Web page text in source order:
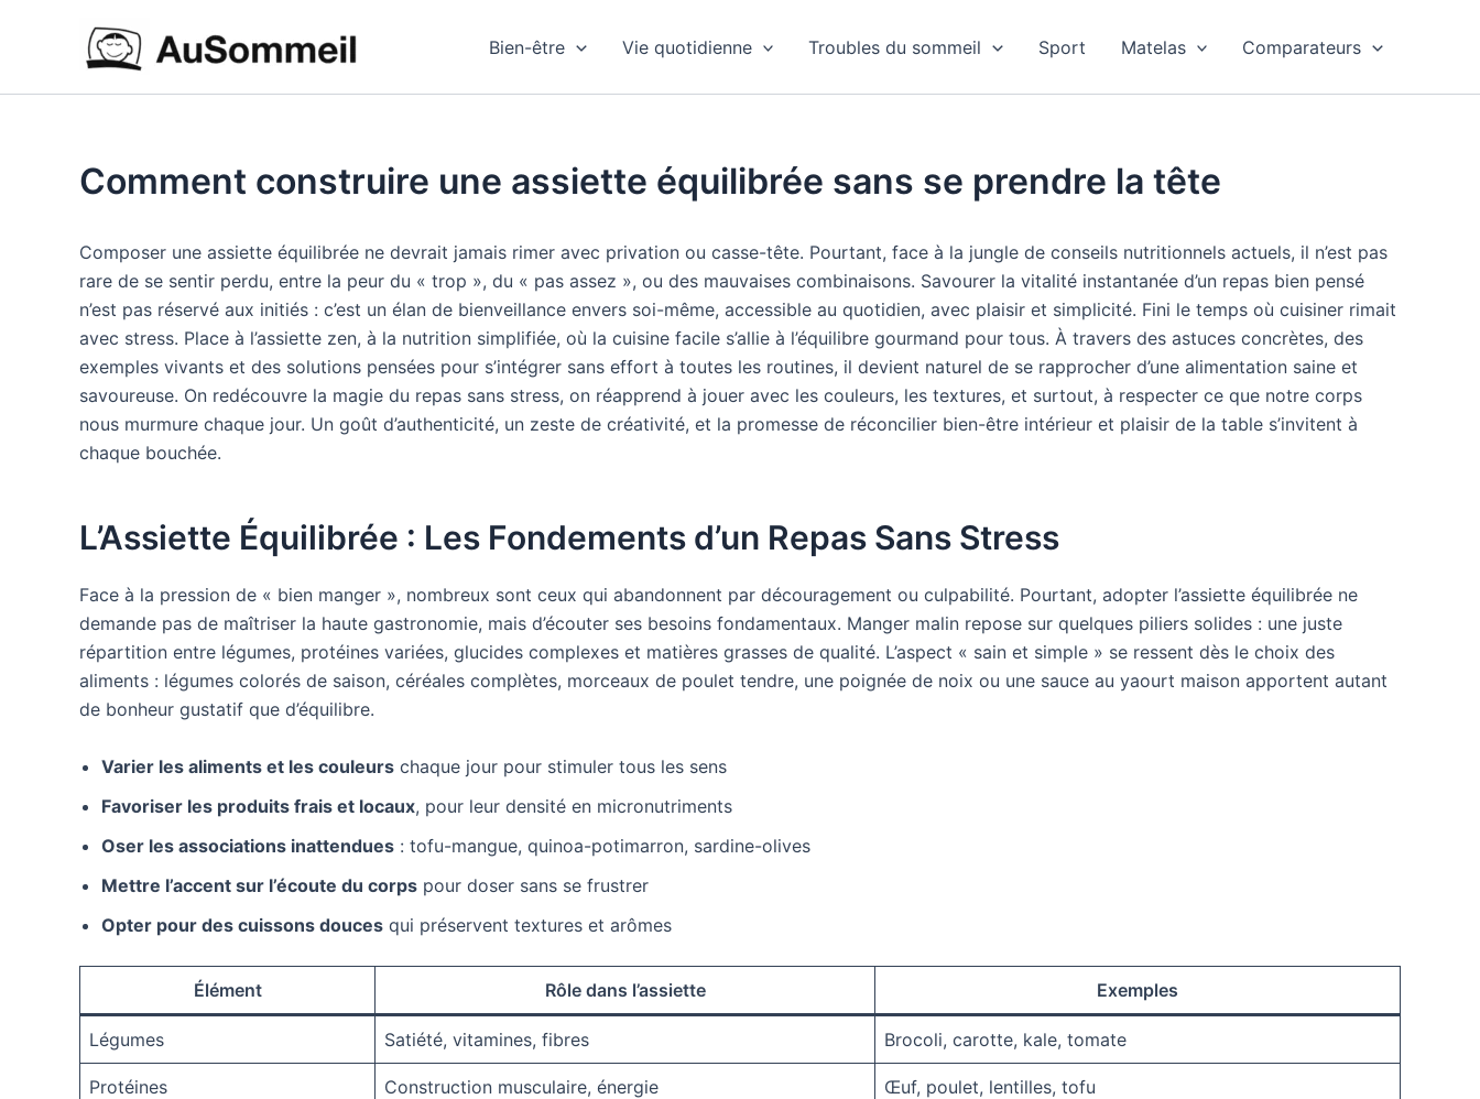
Bien-être Vie quotidienne Troubles du sommeil Sport Matelas Comparateurs
Comment construire une assiette équilibrée sans se prendre la tête
Composer une assiette équilibrée ne devrait jamais rimer avec privation ou casse-tête. Pourtant, face à la jungle de conseils nutritionnels actuels, il n’est pas
rare de se sentir perdu, entre la peur du « trop », du « pas assez », ou des mauvaises combinaisons. Savourer la vitalité instantanée d’un repas bien pensé
n’est pas réservé aux initiés : c’est un élan de bienveillance envers soi-même, accessible au quotidien, avec plaisir et simplicité. Fini le temps où cuisiner rimait
avec stress. Place à l’assiette zen, à la nutrition simplifiée, où la cuisine facile s’allie à l’équilibre gourmand pour tous. À travers des astuces concrètes, des
exemples vivants et des solutions pensées pour s’intégrer sans effort à toutes les routines, il devient naturel de se rapprocher d’une alimentation saine et
savoureuse. On redécouvre la magie du repas sans stress, on réapprend à jouer avec les couleurs, les textures, et surtout, à respecter ce que notre corps
nous murmure chaque jour. Un goût d’authenticité, un zeste de créativité, et la promesse de réconcilier bien-être intérieur et plaisir de la table s’invitent à
chaque bouchée.
L’Assiette Équilibrée : Les Fondements d’un Repas Sans Stress
Face à la pression de « bien manger », nombreux sont ceux qui abandonnent par découragement ou culpabilité. Pourtant, adopter l’assiette équilibrée ne
demande pas de maîtriser la haute gastronomie, mais d’écouter ses besoins fondamentaux. Manger malin repose sur quelques piliers solides : une juste
répartition entre légumes, protéines variées, glucides complexes et matières grasses de qualité. L’aspect « sain et simple » se ressent dès le choix des
aliments : légumes colorés de saison, céréales complètes, morceaux de poulet tendre, une poignée de noix ou une sauce au yaourt maison apportent autant
de bonheur gustatif que d’équilibre.
Varier les aliments et les couleurs chaque jour pour stimuler tous les sens
Favoriser les produits frais et locaux, pour leur densité en micronutriments
Oser les associations inattendues : tofu-mangue, quinoa-potimarron, sardine-olives
Mettre l’accent sur l’écoute du corps pour doser sans se frustrer
Opter pour des cuissons douces qui préservent textures et arômes
Élément Rôle dans l’assiette Exemples
Légumes Satiété, vitamines, fibres Brocoli, carotte, kale, tomate
Protéines Construction musculaire, énergie Œuf, poulet, lentilles, tofu